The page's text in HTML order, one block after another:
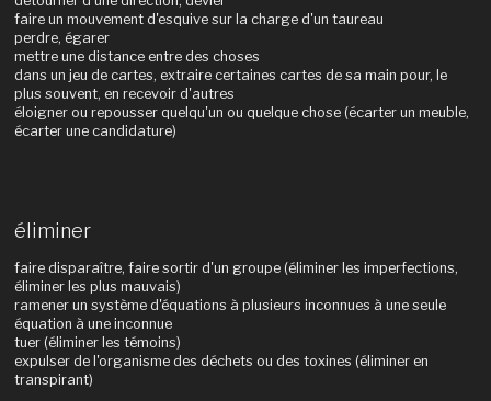
faire un mouvement d'esquive sur la charge d'un taureau
perdre, égarer
mettre une distance entre des choses
dans un jeu de cartes, extraire certaines cartes de sa main pour, le
plus souvent, en recevoir d'autres
éloigner ou repousser quelqu'un ou quelque chose (écarter un meuble,
écarter une candidature)
éliminer
faire disparaître, faire sortir d'un groupe (éliminer les imperfections,
éliminer les plus mauvais)
ramener un système d'équations à plusieurs inconnues à une seule
équation à une inconnue
tuer (éliminer les témoins)
expulser de l'organisme des déchets ou des toxines (éliminer en
transpirant)